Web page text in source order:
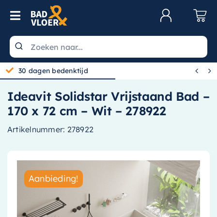
Skip to content
Toggle Navigation
Wastafels
Toiletten
Spiegels
Badkamermeubels
Baden
Radiatoren
30 dagen bedenktijd  
Ideavit Solidstar Vrijstaand Bad –
170 x 72 cm – Wit – 278922
Artikelnummer: 278922
Aanbieding!